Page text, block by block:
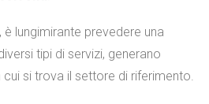
lungimirante prevedere una
tipi di servizi, generano
cui si trova il settore di riferimento.